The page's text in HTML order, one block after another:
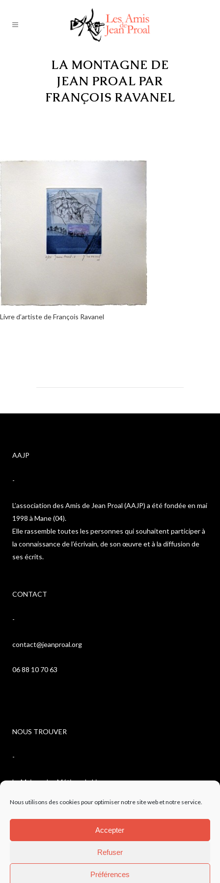
Nous utilisons des cookies pour optimiser notre site web et notre service.
Accepter
Refuser
Préférences
LA MONTAGNE DE
JEAN PROAL PAR
FRANÇOIS RAVANEL
Livre d’artiste de François Ravanel
AAJP
-
L’association des Amis de Jean Proal (AAJP) a été fondée en mai
1998 à Mane (04).
Elle rassemble toutes les personnes qui souhaitent participer à
la connaissance de l’écrivain, de son œuvre et à la diffusion de
ses écrits.
CONTACT
-
contact@jeanproal.org
06 88 10 70 63
NOUS TROUVER
-
La Maison des Métiers du Livre
4, avenue de l’observatoire